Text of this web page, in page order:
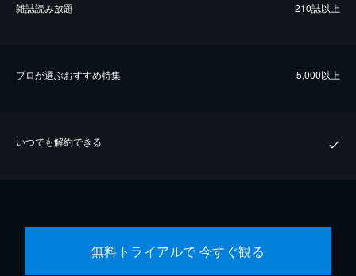
雑誌読み放題 210誌以上
プロが選ぶおすすめ特集 5,000以上
いつでも解約できる
無料トライアルで 今すぐ観る